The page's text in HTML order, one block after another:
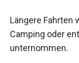
Längere Fahrten
Camping oder
unternommen.